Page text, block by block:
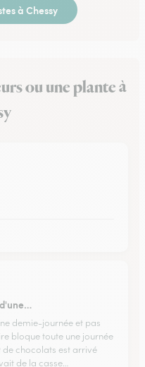
à Chessy
ou une plante à
demie-journée et pas
bloque toute une journée
de chocolats est arrivé
de la casse…